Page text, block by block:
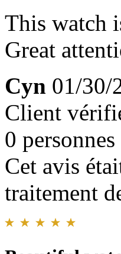
This watch
Great
Cyn 01/30/
Client
0
Cet avis
traitement